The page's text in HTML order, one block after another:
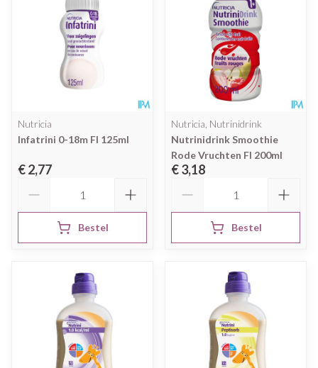
Nutricia
Infatrini 0-18m Fl 125ml
€ 2,77
Bestel
Nutricia, Nutrinidrink
Nutrinidrink Smoothie
Rode Vruchten Fl 200ml
€ 3,18
Bestel